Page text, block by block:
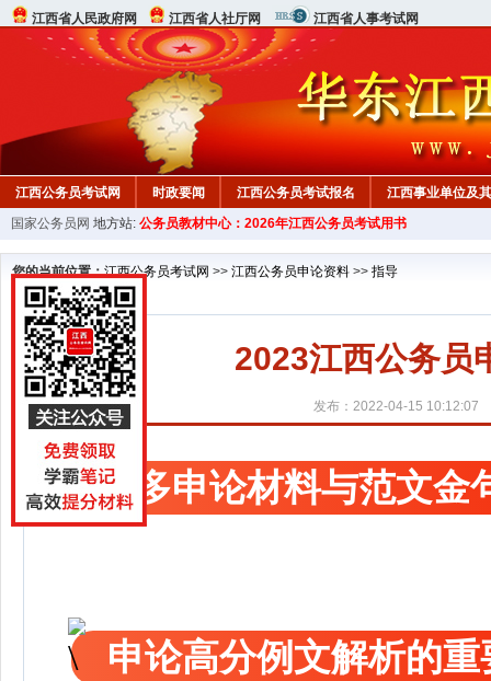
江西省人民政府网 江西省人社厅网 江西省人事考试网
江西公务员考试网 时政要闻 江西公务员考试报名 江西事业单位及
行测真题 在线咨询 教材中心
国家公务员网 地方站: 公务员教材中心：2026年江西公务员考试用书
您的当前位置：江西公务员考试网 >> 江西公务员申论资料 >> 指导
2023江西公务员
发布：2022-04-15 10:12:07
更多申论材料与范文金
申论高分例文解析的重